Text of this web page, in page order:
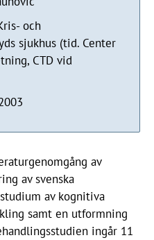
och
sjukhus (tid. Center
CTD vid
av
av svenska
av kognitiva
samt en utformning
ingår 11